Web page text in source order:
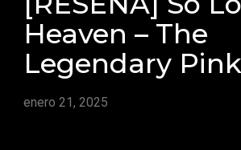
Heaven – The
Legendary
enero 21, 2025